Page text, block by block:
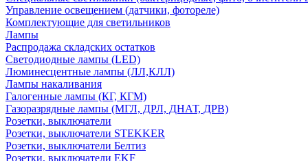
Управление освещением (датчики, фотореле)
Комплектующие для светильников
Лампы
Распродажа складских остатков
Светодиодные лампы (LED)
Люминесцентные лампы (ЛЛ,КЛЛ)
Лампы накаливания
Галогенные лампы (КГ, КГМ)
Газоразрядные лампы (МГЛ, ДРЛ, ДНАТ, ДРВ)
Розетки, выключатели
Розетки, выключатели STEKKER
Розетки, выключатели Белтиз
Розетки, выключатели EKF